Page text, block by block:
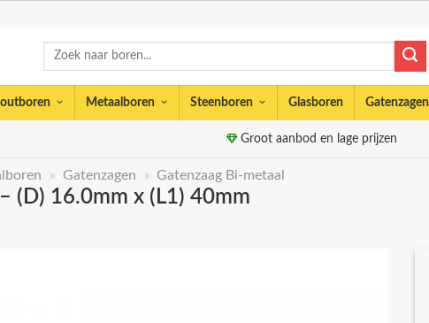
Zoeken
Metaalboren Steenboren Glasboren Gatenzagen
Groot aanbod en lage prijzen
» Gatenzagen » Gatenzaag Bi-metaal
(D) 16.0mm x (L1) 40mm